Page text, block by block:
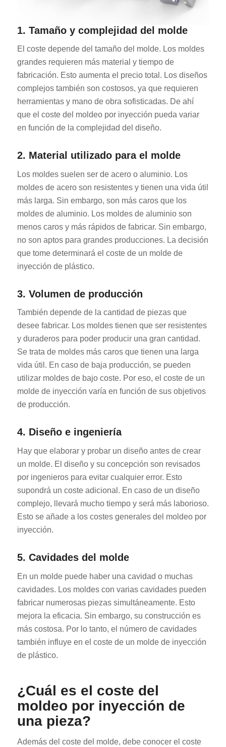
1. Tamaño y complejidad del molde
El coste depende del tamaño del molde. Los moldes
grandes requieren más material y tiempo de
fabricación. Esto aumenta el precio total. Los diseños
complejos también son costosos, ya que requieren
herramientas y mano de obra sofisticadas. De ahí
que el coste del moldeo por inyección pueda variar
en función de la complejidad del diseño.
2. Material utilizado para el molde
Los moldes suelen ser de acero o aluminio. Los
moldes de acero son resistentes y tienen una vida útil
más larga. Sin embargo, son más caros que los
moldes de aluminio. Los moldes de aluminio son
menos caros y más rápidos de fabricar. Sin embargo,
no son aptos para grandes producciones. La decisión
que tome determinará el coste de un molde de
inyección de plástico.
3. Volumen de producción
También depende de la cantidad de piezas que
desee fabricar. Los moldes tienen que ser resistentes
y duraderos para poder producir una gran cantidad.
Se trata de moldes más caros que tienen una larga
vida útil. En caso de baja producción, se pueden
utilizar moldes de bajo coste. Por eso, el coste de un
molde de inyección varía en función de sus objetivos
de producción.
4. Diseño e ingeniería
Hay que elaborar y probar un diseño antes de crear
un molde. El diseño y su concepción son revisados
por ingenieros para evitar cualquier error. Esto
supondrá un coste adicional. En caso de un diseño
complejo, llevará mucho tiempo y será más laborioso.
Esto se añade a los costes generales del moldeo por
inyección.
5. Cavidades del molde
En un molde puede haber una cavidad o muchas
cavidades. Los moldes con varias cavidades pueden
fabricar numerosas piezas simultáneamente. Esto
mejora la eficacia. Sin embargo, su construcción es
más costosa. Por lo tanto, el número de cavidades
también influye en el coste de un molde de inyección
de plástico.
¿Cuál es el coste del
moldeo por inyección de
una pieza?
Además del coste del molde, debe conocer el coste